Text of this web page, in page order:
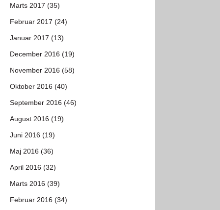
Marts 2017 (35)
Februar 2017 (24)
Januar 2017 (13)
December 2016 (19)
November 2016 (58)
Oktober 2016 (40)
September 2016 (46)
August 2016 (19)
Juni 2016 (19)
Maj 2016 (36)
April 2016 (32)
Marts 2016 (39)
Februar 2016 (34)